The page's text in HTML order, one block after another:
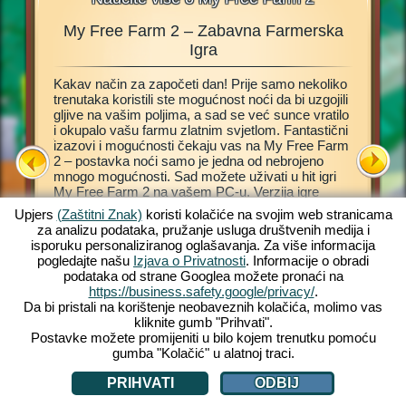
2. Ova
i
My Free Farm 2 – Zabavna Farmerska
Igra
Kakav način za započeti dan! Prije samo nekoliko
trenutaka koristili ste mogućnost noći da bi uzgojili
gljive na vašim poljima, a sad se već sunce vratilo
i okupalo vašu farmu zlatnim svjetlom. Fantastični
izazovi i mogućnosti čekaju vas na My Free Farm
2 – postavka noći samo je jedna od nebrojeno
mnogo mogućnosti. Sad možete uživati u hit igri
My Free Farm 2 na vašem PC-u. Verzija igre
Internet preglednika omogućit će vam jednako
fantastičnu farmersku zabavu koju već poznajete i
volite. Držite životinje, obrađujte polja, sakupljajte
plodove i proizvodite ukusna dobra za vaše kupce.
Registrirajte se besplatno odmah i započnite!
Ova
povrće
kupce.
farmu u
Upjers (Zaštitni Znak) koristi kolačiće na svojim web stranicama
za analizu podataka, pružanje usluga društvenih medija i
isporuku personaliziranog oglašavanja. Za više informacija
pogledajte našu Izjava o Privatnosti. Informacije o obradi
podataka od strane Googlea možete pronaći na
https://business.safety.google/privacy/.
Da bi pristali na korištenje neobaveznih kolačića, molimo vas
kliknite gumb "Prihvati".
Postavke možete promijeniti u bilo kojem trenutku pomoću
gumba "Kolačić" u alatnoj traci.
PRIHVATI
ODBIJ